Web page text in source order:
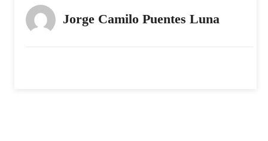
Jorge Camilo Puentes Luna